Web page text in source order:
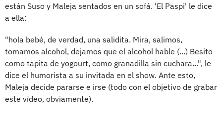
están Suso y Maleja sentados en un sofá. 'El Paspi' le dice
a ella:
"hola bebé, de verdad, una salidita. Mira, salimos,
tomamos alcohol, dejamos que el alcohol hable (...) Besito
como tapita de yogourt, como granadilla sin cuchara...", le
dice el humorista a su invitada en el show. Ante esto,
Maleja decide pararse e irse (todo con el objetivo de grabar
este vídeo, obviamente).